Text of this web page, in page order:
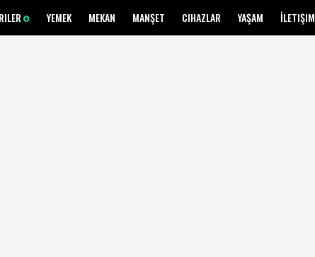
YEMEK MEKAN MANŞET CIHAZLAR YAŞAM İLETIŞIM